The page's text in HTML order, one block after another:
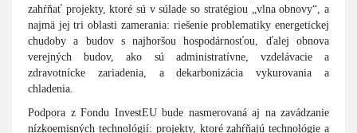
zahŕňať projekty, ktoré sú v súlade so stratégiou „vlna obnovy“, a
najmä jej tri oblasti zamerania: riešenie problematiky energetickej
chudoby a budov s najhoršou hospodárnosťou, ďalej obnova
verejných budov, ako sú administratívne, vzdelávacie a
zdravotnícke zariadenia, a dekarbonizácia vykurovania a
chladenia.
Podpora z Fondu InvestEU bude nasmerovaná aj na zavádzanie
nízkoemisných technológií: projekty, ktoré zahŕňajú technológie a